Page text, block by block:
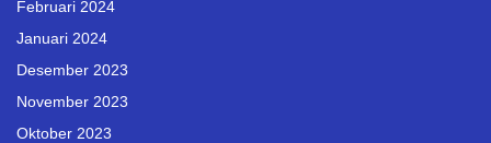
Februari 2024
Januari 2024
Desember 2023
November 2023
Oktober 2023